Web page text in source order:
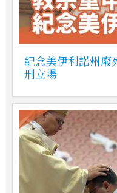
紀念美伊利諾州廢
刑立場